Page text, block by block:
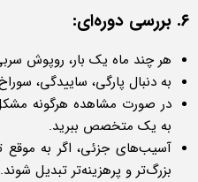
۶. بررسی دوره‌ای:
هر چند ماه یک بار، روپوش
به دنبال پارگی، ساییدگی،
در صورت مشاهده هرگونه
به یک متخصص ببرید.
آسیب‌های جزئی، اگر به موقع
بزرگ‌تر و پرهزینه‌تر تبدیل شوند.